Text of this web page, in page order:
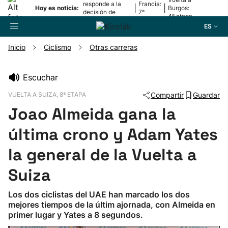
Hoy es noticia:
responde a la
decisión de
Oriamendi
Francia:
7ª
Burgos:
4ª etapa
ES
Pelota
Remo
Ciclismo
Inicio Ciclismo Otras carreras
Escuchar
VUELTA A SUIZA, 8ª ETAPA Compartir Guardar
Joao Almeida gana la
última crono y Adam Yates
la general de la Vuelta a
Suiza
Los dos ciclistas del UAE han marcado los dos
mejores tiempos de la últim ajornada, con Almeida en
primer lugar y Yates a 8 segundos.